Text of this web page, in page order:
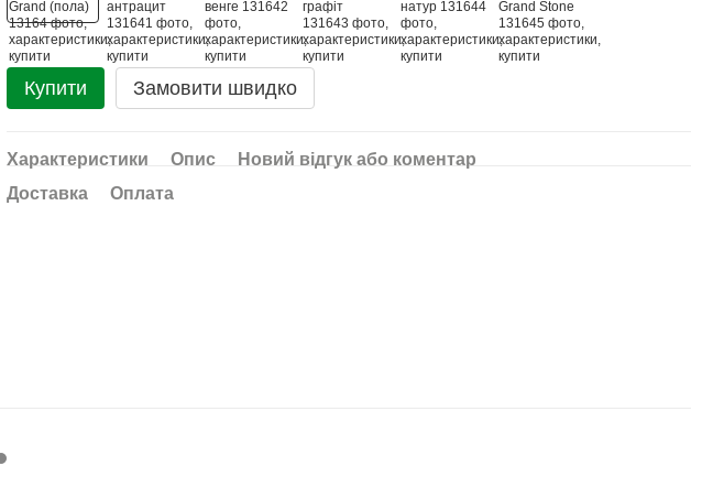
Купити Замовити швидко
Характеристики Опис
Новий відгук або коментар
Доставка
Оплата